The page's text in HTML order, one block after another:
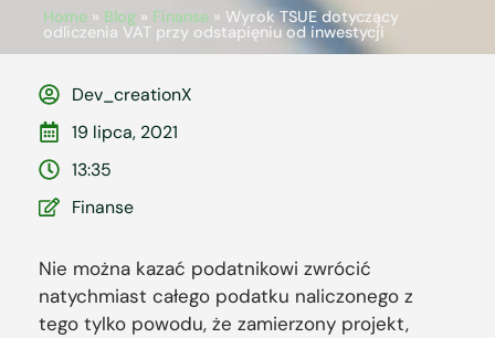
Home» Blog» Finanse» Wyrok TSUE dotyczący
odliczenia VAT przy odstapięniu od inwestycji
Dev_creationX
19 lipca, 2021
13:35
Finanse
Nie można kazać podatnikowi zwrócić
natychmiast całego podatku naliczonego z
tego tylko powodu, że zamierzony projekt,